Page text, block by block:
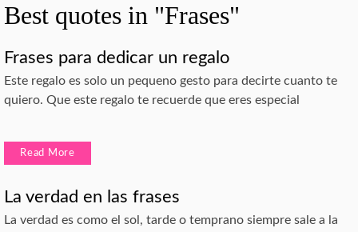
Best quotes in "Frases"
Frases para dedicar un regalo
Este regalo es solo un pequeno gesto para decirte cuanto te
quiero. Que este regalo te recuerde que eres especial
Read More
La verdad en las frases
La verdad es como el sol, tarde o temprano siempre sale a la